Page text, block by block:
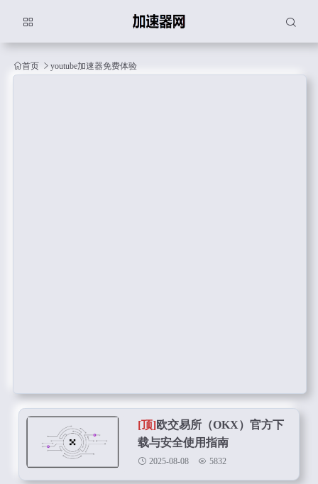
首页 youtube加速器免费体验
[顶]欧交易所（OKX）官方下
载与安全使用指南
2025-08-08 5832